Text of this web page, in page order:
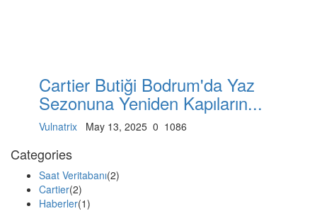
Cartier Butiği Bodrum'da Yaz
Sezonuna Yeniden Kapıların...
Vulnatrix May 13, 2025 0 1086
Categories
Saat Veritabanı(2)
Cartier(2)
Haberler(1)